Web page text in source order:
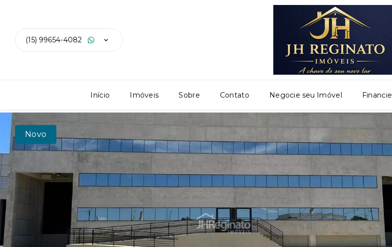
(15) 99654-4082
Início Imóveis Sobre Contato Negocie seu Imóvel Financie
Novo